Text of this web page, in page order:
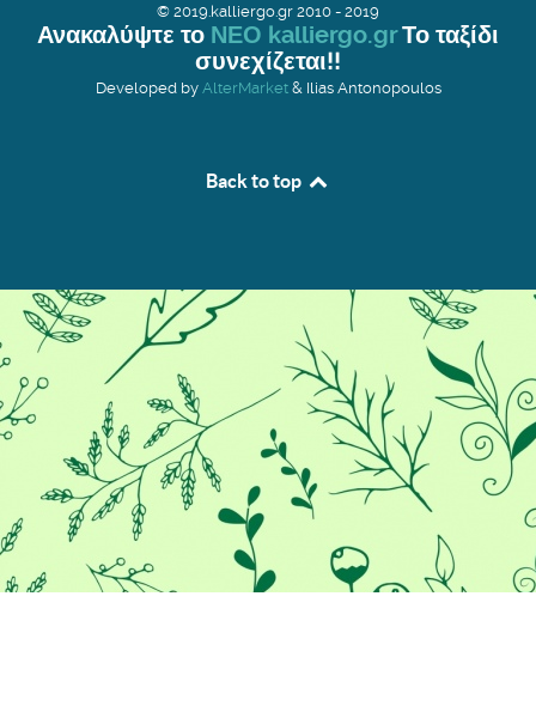
© 2019.kalliergo.gr 2010 - 2019
Ανακαλύψτε το ΝΕΟ kalliergo.grΤο ταξίδι
συνεχίζεται!!
Developed by AlterMarket& Ilias Antonopoulos
Back to top